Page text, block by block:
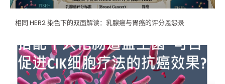
相同 HER2 染色下的双面解读：乳腺癌与胃癌的评分恩怨录